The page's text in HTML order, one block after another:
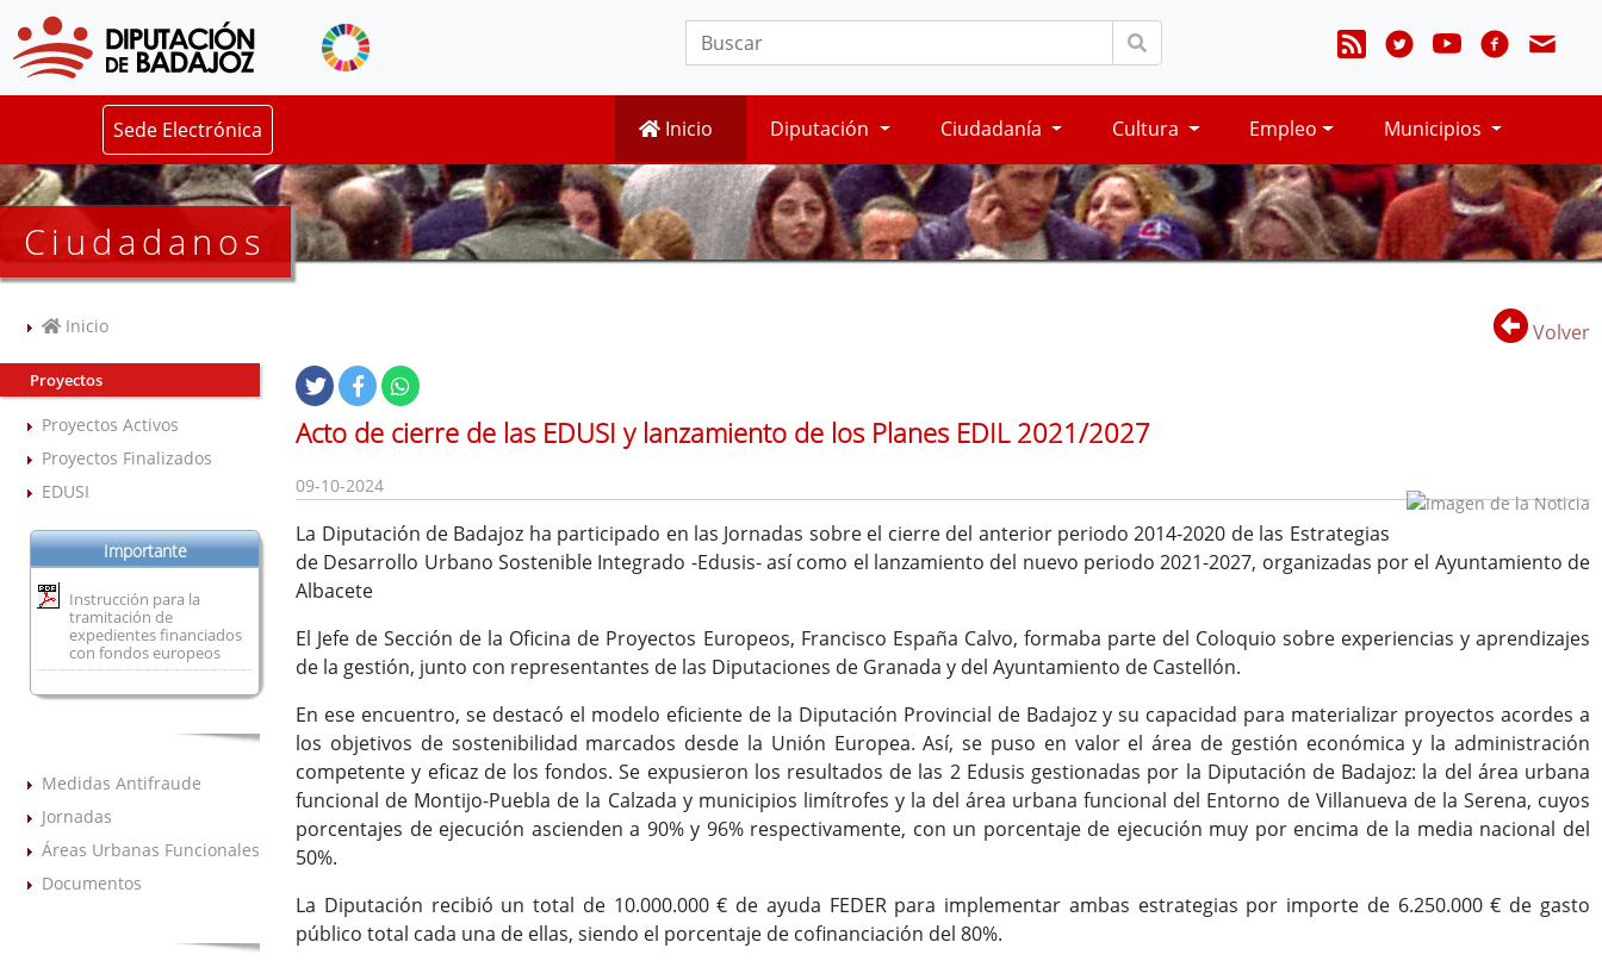
Sede Electrónica Inicio Diputación Ciudadanía Cultura Empleo Municipios
Ciudadanos
Inicio
Proyectos
Proyectos Activos
Proyectos Finalizados
EDUSI
Importante
Instrucción para la
tramitación de
expedientes financiados
con fondos europeos
Medidas Antifraude
Jornadas
Áreas Urbanas Funcionales
Documentos
Volver
Acto de cierre de las EDUSI y lanzamiento de los Planes EDIL 2021/2027
09-10-2024
La Diputación de Badajoz ha participado en las Jornadas sobre el cierre del anterior periodo 2014-2020 de las Estrategias
de Desarrollo Urbano Sostenible Integrado -Edusis- así como el lanzamiento del nuevo periodo 2021-2027, organizadas por el Ayuntamiento de
Albacete
El Jefe de Sección de la Oficina de Proyectos Europeos, Francisco España Calvo, formaba parte del Coloquio sobre experiencias y aprendizajes
de la gestión, junto con representantes de las Diputaciones de Granada y del Ayuntamiento de Castellón.
En ese encuentro, se destacó el modelo eficiente de la Diputación Provincial de Badajoz y su capacidad para materializar proyectos acordes a
los objetivos de sostenibilidad marcados desde la Unión Europea. Así, se puso en valor el área de gestión económica y la administración
competente y eficaz de los fondos. Se expusieron los resultados de las 2 Edusis gestionadas por la Diputación de Badajoz: la del área urbana
funcional de Montijo-Puebla de la Calzada y municipios limítrofes y la del área urbana funcional del Entorno de Villanueva de la Serena, cuyos
porcentajes de ejecución ascienden a 90% y 96% respectivamente, con un porcentaje de ejecución muy por encima de la media nacional del
50%.
La Diputación recibió un total de 10.000.000 € de ayuda FEDER para implementar ambas estrategias por importe de 6.250.000 € de gasto
público total cada una de ellas, siendo el porcentaje de cofinanciación del 80%.